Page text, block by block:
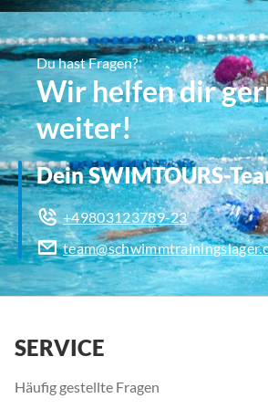
Du hast Fragen?
Wir helfen dir
weiter!
Dein SWIMTOURS-
+49803123789-23
SERVICE
Häufig gestellte Fragen